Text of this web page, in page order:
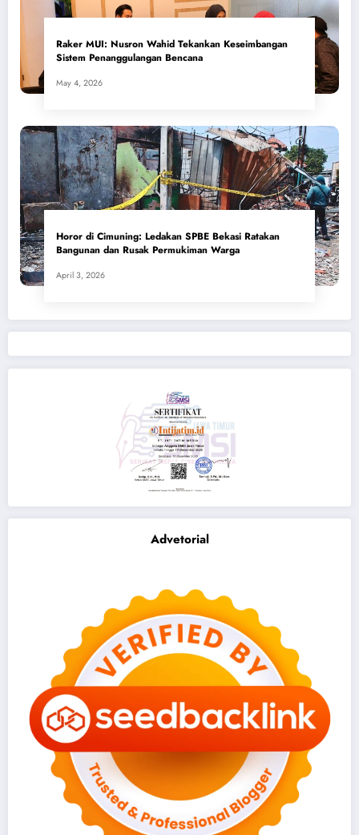
​Raker MUI: Nusron Wahid Tekankan Keseimbangan
Sistem Penanggulangan Bencana
May 4, 2026
Horor di Cimuning: Ledakan SPBE Bekasi Ratakan
Bangunan dan Rusak Permukiman Warga
April 3, 2026
Advetorial